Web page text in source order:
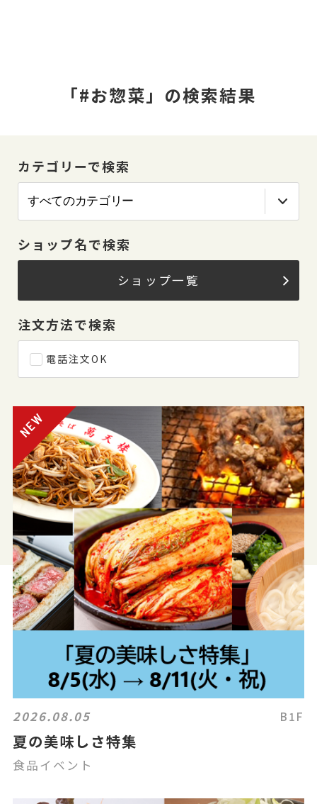
「#お惣菜」の検索結果
カテゴリーで検索
ショップ名で検索
ショップ一覧
注文方法で検索
電話注文OK
2026.08.05 B1F
夏の美味しさ特集
食品イベント